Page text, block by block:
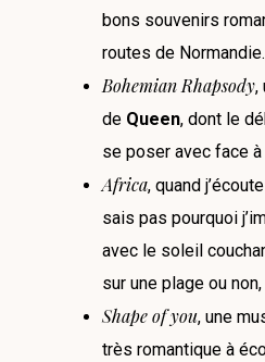
bons souvenirs
routes de Normandie.
Bohemian Rhapsody,
de Queen, dont le
se poser avec face
Africa, quand
sais pas pourquoi
avec le soleil
sur une plage ou
Shape of you, une
très romantique à